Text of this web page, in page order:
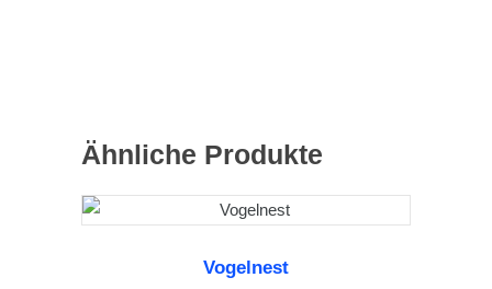
Ähnliche Produkte
WEITERLESEN
Vogelnest